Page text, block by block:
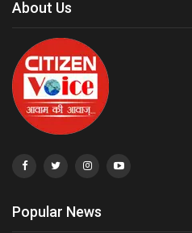
About Us
Popular News